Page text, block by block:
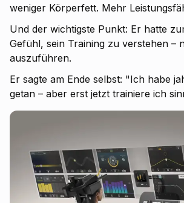
weniger Körperfett. Mehr
Und der wichtigste Punkt: Er hatte
Gefühl, sein Training zu verstehen –
auszuführen.
Er sagte am Ende selbst: "Ich habe
getan – aber erst jetzt trainiere ich